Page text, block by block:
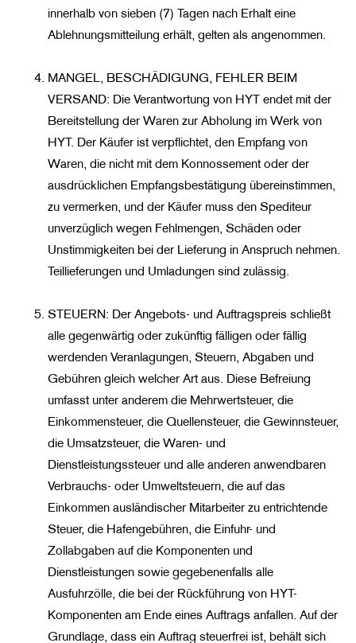
innerhalb von sieben (7) Tagen nach Erhalt eine
Ablehnungsmitteilung erhält, gelten als angenommen.
MANGEL, BESCHÄDIGUNG, FEHLER BEIM
VERSAND: Die Verantwortung von HYT endet mit der
Bereitstellung der Waren zur Abholung im Werk von
HYT. Der Käufer ist verpflichtet, den Empfang von
Waren, die nicht mit dem Konnossement oder der
ausdrücklichen Empfangsbestätigung übereinstimmen,
zu vermerken, und der Käufer muss den Spediteur
unverzüglich wegen Fehlmengen, Schäden oder
Unstimmigkeiten bei der Lieferung in Anspruch nehmen.
Teillieferungen und Umladungen sind zulässig.
STEUERN: Der Angebots- und Auftragspreis schließt
alle gegenwärtig oder zukünftig fälligen oder fällig
werdenden Veranlagungen, Steuern, Abgaben und
Gebühren gleich welcher Art aus. Diese Befreiung
umfasst unter anderem die Mehrwertsteuer, die
Einkommensteuer, die Quellensteuer, die Gewinnsteuer,
die Umsatzsteuer, die Waren- und
Dienstleistungssteuer und alle anderen anwendbaren
Verbrauchs- oder Umweltsteuern, die auf das
Einkommen ausländischer Mitarbeiter zu entrichtende
Steuer, die Hafengebühren, die Einfuhr- und
Zollabgaben auf die Komponenten und
Dienstleistungen sowie gegebenenfalls alle
Ausfuhrzölle, die bei der Rückführung von HYT-
Komponenten am Ende eines Auftrags anfallen. Auf der
Grundlage, dass ein Auftrag steuerfrei ist, behält sich